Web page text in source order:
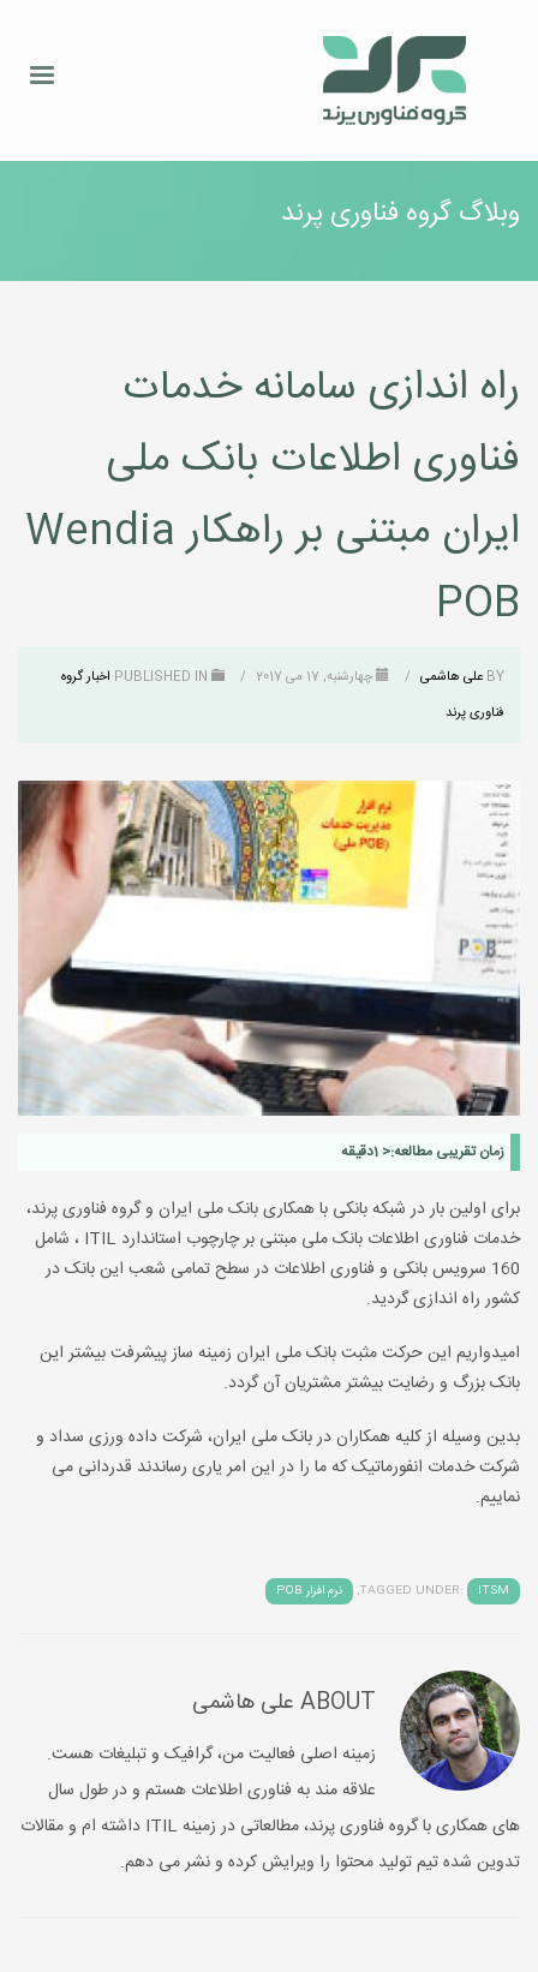
وبلاگ گروه فناوری پرند
راه اندازی سامانه خدمات
فناوری اطلاعات بانک ملی
ایران مبتنی بر راهکار Wendia
POB
BY علی هاشمی / چهارشنبه, 17 می 2017 /
اخبار گروه
فناوری پرند
زمان تقریبی مطالعه:< 1 دقیقه
برای اولین بار در شبکه بانکی با همکاری بانک ملی ایران و گروه فناوری پرند،
خدمات فناوری اطلاعات بانک ملی مبتنی بر چارچوب استاندارد ITIL ، شامل
160 سرویس بانکی و فناوری اطلاعات در سطح تمامی شعب این بانک در
کشور راه اندازی گردید.
امیدواریم این حرکت مثبت بانک ‌ملی‌ ایران زمینه ساز پیشرفت بیشتر این
بانک بزرگ و رضایت بیشتر مشتریان آن گردد.
بدین وسیله از کلیه همکاران در بانک ملی ایران، شرکت داده ورزی سداد و
شرکت خدمات انفورماتیک که ما را در این امر یاری رساندند قدردانی می
نماییم.
TAGGED UNDER: ITSM
, نرم افزار POB
ABOUT علی هاشمی
زمینه اصلی فعالیت من، گرافیک و تبلیغات هست.
علاقه مند به فناوری اطلاعات هستم و در طول سال
های همکاری با گروه فناوری پرند، مطالعاتی در زمینه ITIL داشته ام و مقالات
تدوین شده تیم تولید محتوا را ویرایش کرده و نشر می دهم.